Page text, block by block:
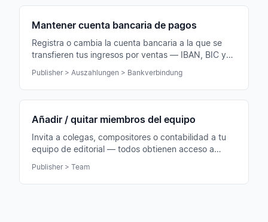
Mantener cuenta bancaria de pagos
Registra o cambia la cuenta bancaria a la que se
transfieren tus ingresos por ventas — IBAN, BIC y
Publisher > Auszahlungen > Bankverbindung
Añadir / quitar miembros del equipo
Invita a colegas, compositores o contabilidad a tu
equipo de editorial — todos obtienen acceso a
Publisher > Team